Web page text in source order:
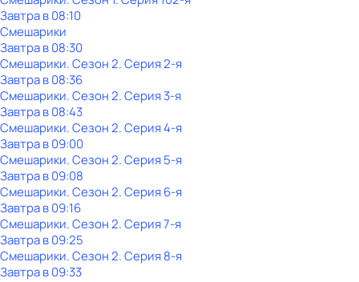
Завтра в 08:10
Смешарики
Завтра в 08:30
Смешарики. Сезон 2. Серия 2-я
Завтра в 08:36
Смешарики. Сезон 2. Серия 3-я
Завтра в 08:43
Смешарики. Сезон 2. Серия 4-я
Завтра в 09:00
Смешарики. Сезон 2. Серия 5-я
Завтра в 09:08
Смешарики. Сезон 2. Серия 6-я
Завтра в 09:16
Смешарики. Сезон 2. Серия 7-я
Завтра в 09:25
Смешарики. Сезон 2. Серия 8-я
Завтра в 09:33